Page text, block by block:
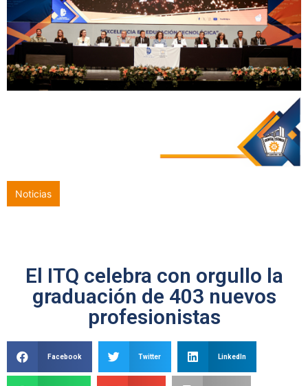
Noticias
El ITQ celebra con orgullo la
graduación de 403 nuevos
profesionistas
Facebook Twitter LinkedIn